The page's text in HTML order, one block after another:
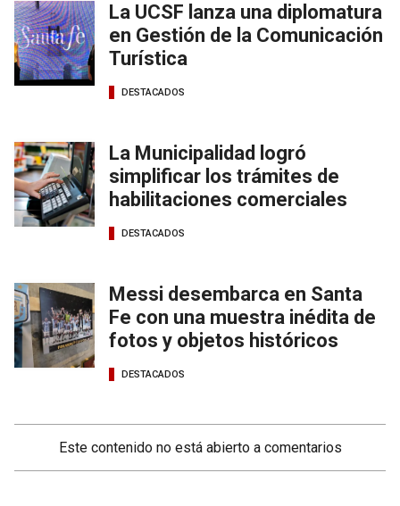
La UCSF lanza una diplomatura
en Gestión de la Comunicación
Turística
DESTACADOS
La Municipalidad logró
simplificar los trámites de
habilitaciones comerciales
DESTACADOS
Messi desembarca en Santa
Fe con una muestra inédita de
fotos y objetos históricos
DESTACADOS
Este contenido no está abierto a comentarios